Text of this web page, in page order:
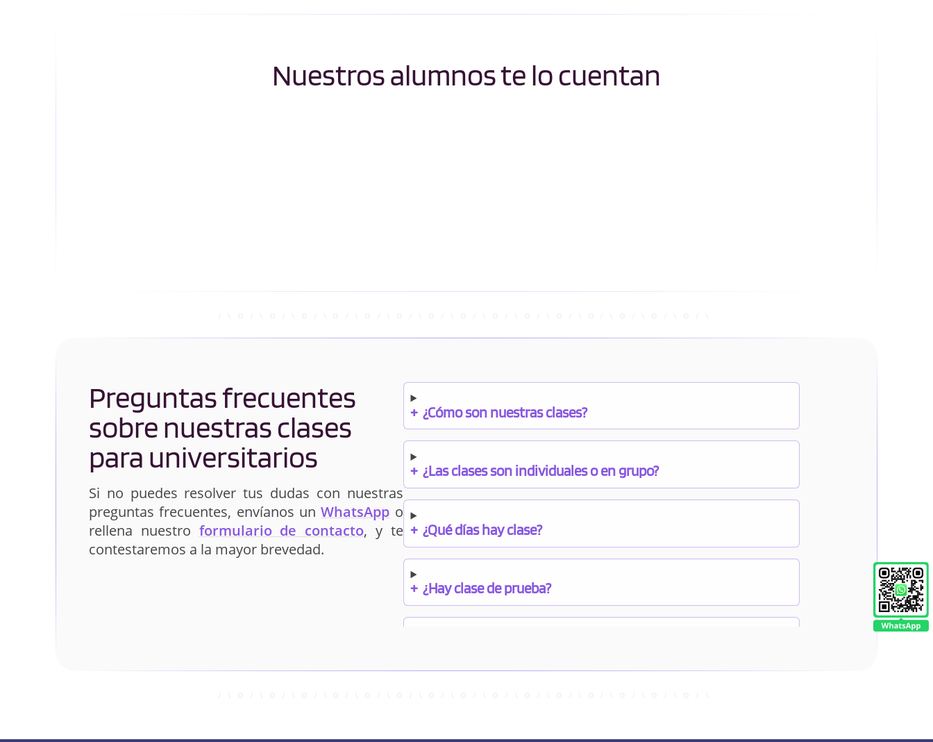
Nuestros alumnos te lo cuentan
Preguntas frecuentes
sobre nuestras clases
para universitarios
Si no puedes resolver tus dudas con nuestras
preguntas frecuentes, envíanos unWhatsApp o
rellena nuestro formulario de contacto, y te
contestaremos a la mayor brevedad.
+ ¿Cómo son nuestras clases?
+ ¿Las clases son individuales o en grupo?
+ ¿Qué días hay clase?
+ ¿Hay clase de prueba?